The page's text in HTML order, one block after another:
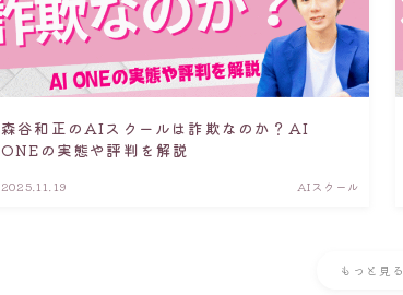
森谷和正のAIスクールは詐欺なのか？AI
ONEの実態や評判を解説
2025.11.19 AIスクール
もっと見る